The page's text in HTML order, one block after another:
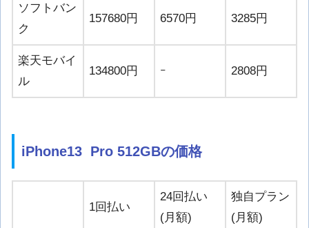
ソフトバン
ク
157680円 6570円 3285円
楽天モバイ
ル
134800円 ｰ 2808円
iPhone13 Pro 512GBの価格
1回払い
24回払い
(月額)
独自プラン
(月額)